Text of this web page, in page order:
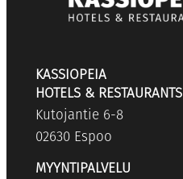
KASSIOPEIA
HOTELS & RESTAURANTS
Kutojantie 6-8
02630 Espoo
MYYNTIPALVELU